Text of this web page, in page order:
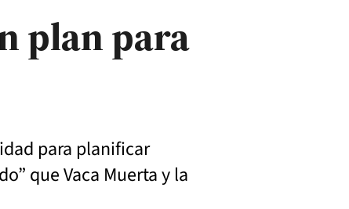
plan para
para planificar
que Vaca Muerta y la